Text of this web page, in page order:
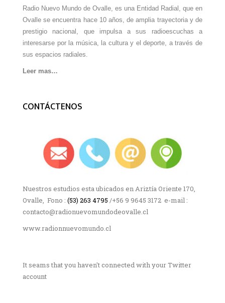
Radio Nuevo Mundo de Ovalle, es una Entidad Radial, que en
Ovalle se encuentra hace 10 años, de amplia trayectoria y de
prestigio nacional, que impulsa a sus radioescuchas a
interesarse por la música, la cultura y el deporte, a través de
sus espacios radiales.
Leer mas…
CONTÁCTENOS
Nuestros estudios esta ubicados en Ariztía Oriente 170,
Ovalle, Fono : (53) 263 4795 /+56 9 9645 3172 e-mail :
contacto@radionuevomundodeovalle.cl
www.radionnuevomundo.cl
It seams that you haven't connected with your Twitter
account